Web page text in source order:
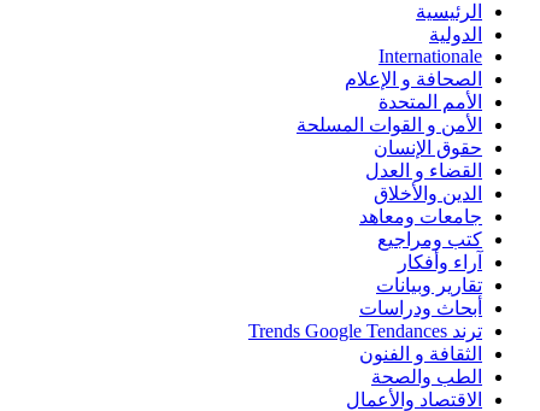
الرئيسية
الدولية
Internationale
الصحافة و الإعلام
الأمم المتحدة
الأمن و القوات المسلحة
حقوق الإنسان
القضاء و العدل
الدين والأخلاق
جامعات ومعاهد
كتب ومراجيع
آراء وأفكار
تقارير وبيانات
أبحاث ودراسات
ترند Trends Google Tendances
الثقافة و الفنون
الطب والصحة
الاقتصاد والأعمال